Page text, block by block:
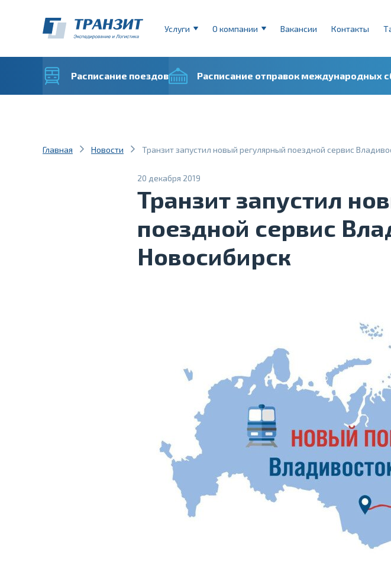
Услуги О компании Вакансии Контакты
Расписание поездов Расписание отправок международных
Главная Новости Транзит запустил новый регулярный поездной сервис
20 декабря 2019
Транзит запустил
поездной сервис
Новосибирск